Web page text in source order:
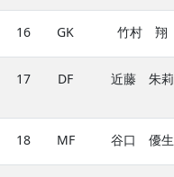
16 GK 竹村 翔
17 DF 近藤 朱莉
18 MF 谷口 優生